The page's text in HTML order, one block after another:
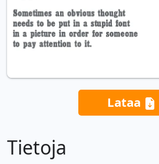
Lataa
Tietoja